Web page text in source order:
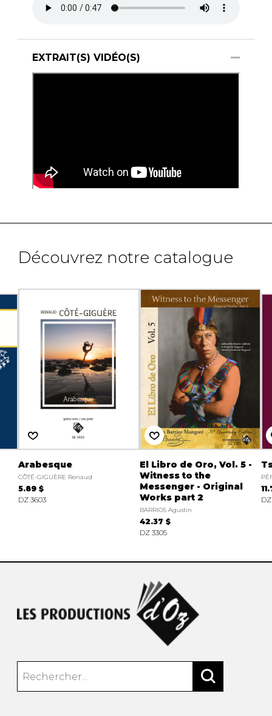
EXTRAIT(S) VIDÉO(S)
Découvrez notre catalogue
Arabesque
CÔTÉ-GIGUÈRE Renaud
5.89 $
DZ 3603
El Libro de Oro, Vol. 5 -
Witness to the
Messenger - Original
Works part 2
BARRIOS Agustin
42.37 $
DZ 3305